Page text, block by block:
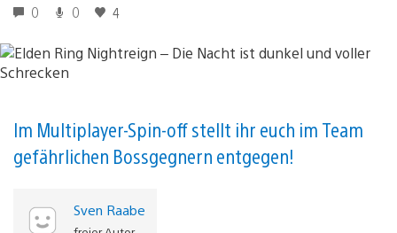
0 0 4
Im Multiplayer-Spin-off stellt ihr euch im Team
gefährlichen Bossgegnern entgegen!
Sven Raabe